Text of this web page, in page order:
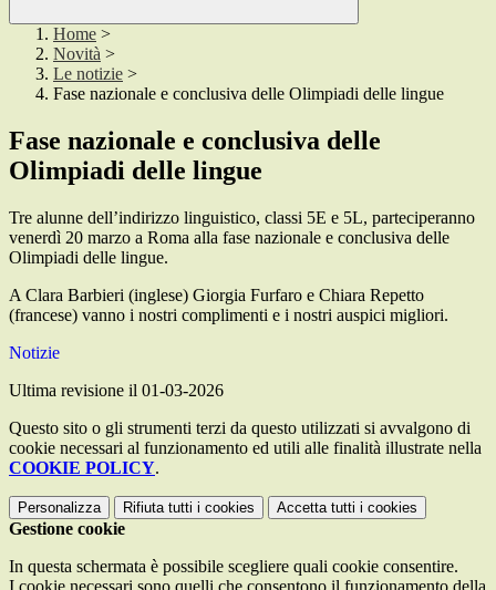
Home >
Novità >
Le notizie >
Fase nazionale e conclusiva delle Olimpiadi delle lingue
Fase nazionale e conclusiva delle
Olimpiadi delle lingue
Tre alunne dell’indirizzo linguistico, classi 5E e 5L, parteciperanno
venerdì 20 marzo a Roma alla fase nazionale e conclusiva delle
Olimpiadi delle lingue.
A Clara Barbieri (inglese) Giorgia Furfaro e Chiara Repetto
(francese) vanno i nostri complimenti e i nostri auspici migliori.
Notizie
Ultima revisione il 01-03-2026
Questo sito o gli strumenti terzi da questo utilizzati si avvalgono di
cookie necessari al funzionamento ed utili alle finalità illustrate nella
COOKIE POLICY.
Personalizza Rifiuta tutti i cookies Accetta tutti i cookies
Gestione cookie
In questa schermata è possibile scegliere quali cookie consentire.